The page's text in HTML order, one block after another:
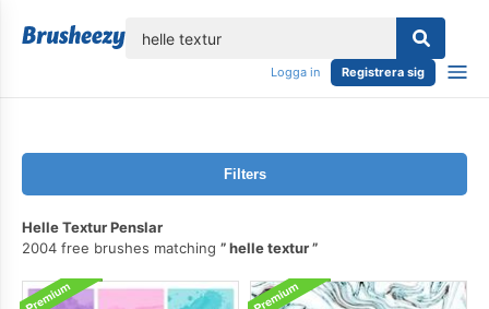
Logga in Registrera sig
Filters
Helle Textur Penslar
2004 free brushes matching
helle textur